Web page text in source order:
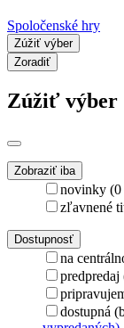
Spoločenské hry
Zúžiť výber
Zoradiť
Zúžiť výber
Zobraziť iba
novinky
zľavnené
Dostupnosť
na
dostupná